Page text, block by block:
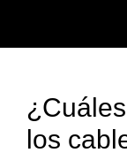
los